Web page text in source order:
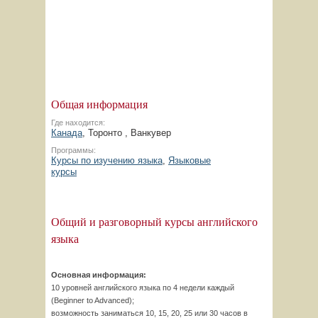
Общая информация
Где находится:
Канада, Торонто , Ванкувер
Программы:
Курсы по изучению языка, Языковые
курсы
Общий и разговорный курсы английского
языка
Основная информация:
10 уровней английского языка по 4 недели каждый
(Beginner to Advanced);
возможность заниматься 10, 15, 20, 25 или 30 часов в